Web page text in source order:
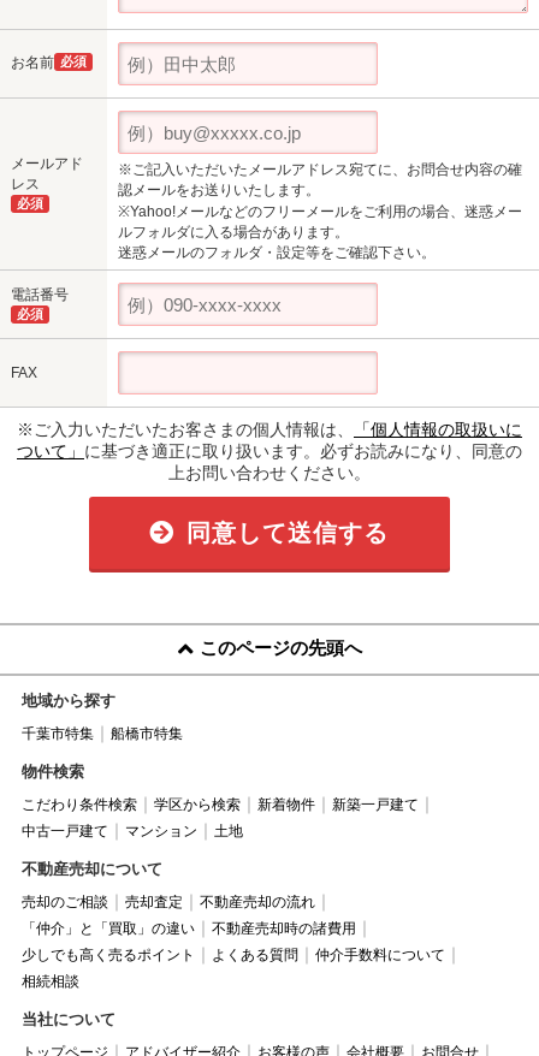
お名前 必須
メールアド
レス
必須
※ご記入いただいたメールアドレス宛てに、お問合せ内容の確
認メールをお送りいたします。
※Yahoo!メールなどのフリーメールをご利用の場合、迷惑メー
ルフォルダに入る場合があります。
迷惑メールのフォルダ・設定等をご確認下さい。
電話番号
必須
FAX
※ご入力いただいたお客さまの個人情報は、
「個人情報の取扱いに
ついて」 に基づき適正に取り扱います。必ずお読みになり、同意の
上お問い合わせください。
同意して送信する
このページの先頭へ
地域から探す
千葉市特集 船橋市特集
物件検索
こだわり条件検索 学区から検索 新着物件
新築一戸建て
中古一戸建て
マンション 土地
不動産売却について
売却のご相談 売却査定
不動産売却の流れ
「仲介」と「買取」の違い
不動産売却時の諸費用
少しでも高く売るポイント
よくある質問
仲介手数料について
相続相談
当社について
トップページ アドバイザー紹介 お客様の声 会社概要
お問合せ